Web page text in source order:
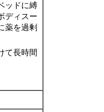
ッドに縛
ディスー
薬を過剰
て長時間